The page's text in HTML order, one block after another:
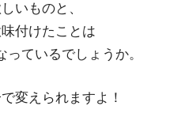
いものと、
付けたことは
ているでしょうか。
変えられますよ！